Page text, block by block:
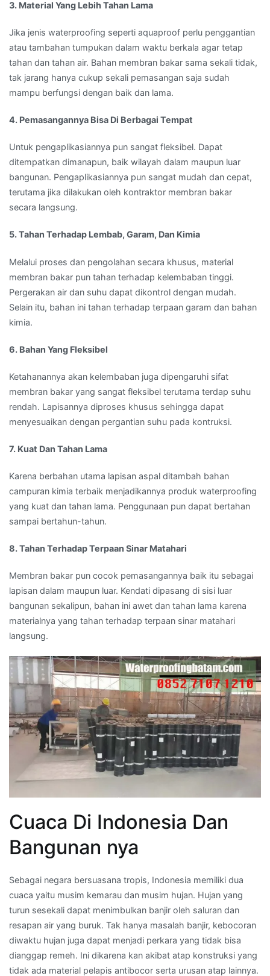
3. Material Yang Lebih Tahan Lama
Jika jenis waterproofing seperti aquaproof perlu penggantian
atau tambahan tumpukan dalam waktu berkala agar tetap
tahan dan tahan air. Bahan membran bakar sama sekali tidak,
tak jarang hanya cukup sekali pemasangan saja sudah
mampu berfungsi dengan baik dan lama.
4. Pemasangannya Bisa Di Berbagai Tempat
Untuk pengaplikasiannya pun sangat fleksibel. Dapat
ditempatkan dimanapun, baik wilayah dalam maupun luar
bangunan. Pengaplikasiannya pun sangat mudah dan cepat,
terutama jika dilakukan oleh kontraktor membran bakar
secara langsung.
5. Tahan Terhadap Lembab, Garam, Dan Kimia
Melalui proses dan pengolahan secara khusus, material
membran bakar pun tahan terhadap kelembaban tinggi.
Pergerakan air dan suhu dapat dikontrol dengan mudah.
Selain itu, bahan ini tahan terhadap terpaan garam dan bahan
kimia.
6. Bahan Yang Fleksibel
Ketahanannya akan kelembaban juga dipengaruhi sifat
membran bakar yang sangat fleksibel terutama terdap suhu
rendah. Lapisannya diproses khusus sehingga dapat
menyesuaikan dengan pergantian suhu pada kontruksi.
7. Kuat Dan Tahan Lama
Karena berbahan utama lapisan aspal ditambah bahan
campuran kimia terbaik menjadikannya produk waterproofing
yang kuat dan tahan lama. Penggunaan pun dapat bertahan
sampai bertahun-tahun.
8. Tahan Terhadap Terpaan Sinar Matahari
Membran bakar pun cocok pemasangannya baik itu sebagai
lapisan dalam maupun luar. Kendati dipasang di sisi luar
bangunan sekalipun, bahan ini awet dan tahan lama karena
materialnya yang tahan terhadap terpaan sinar matahari
langsung.
Cuaca Di Indonesia Dan
Bangunan nya
Sebagai negara bersuasana tropis, Indonesia memiliki dua
cuaca yaitu musim kemarau dan musim hujan. Hujan yang
turun sesekali dapat menimbulkan banjir oleh saluran dan
resapan air yang buruk. Tak hanya masalah banjir, kebocoran
diwaktu hujan juga dapat menjadi perkara yang tidak bisa
dianggap remeh. Ini dikarena kan akibat atap konstruksi yang
tidak ada material pelapis antibocor serta urusan atap lainnya.